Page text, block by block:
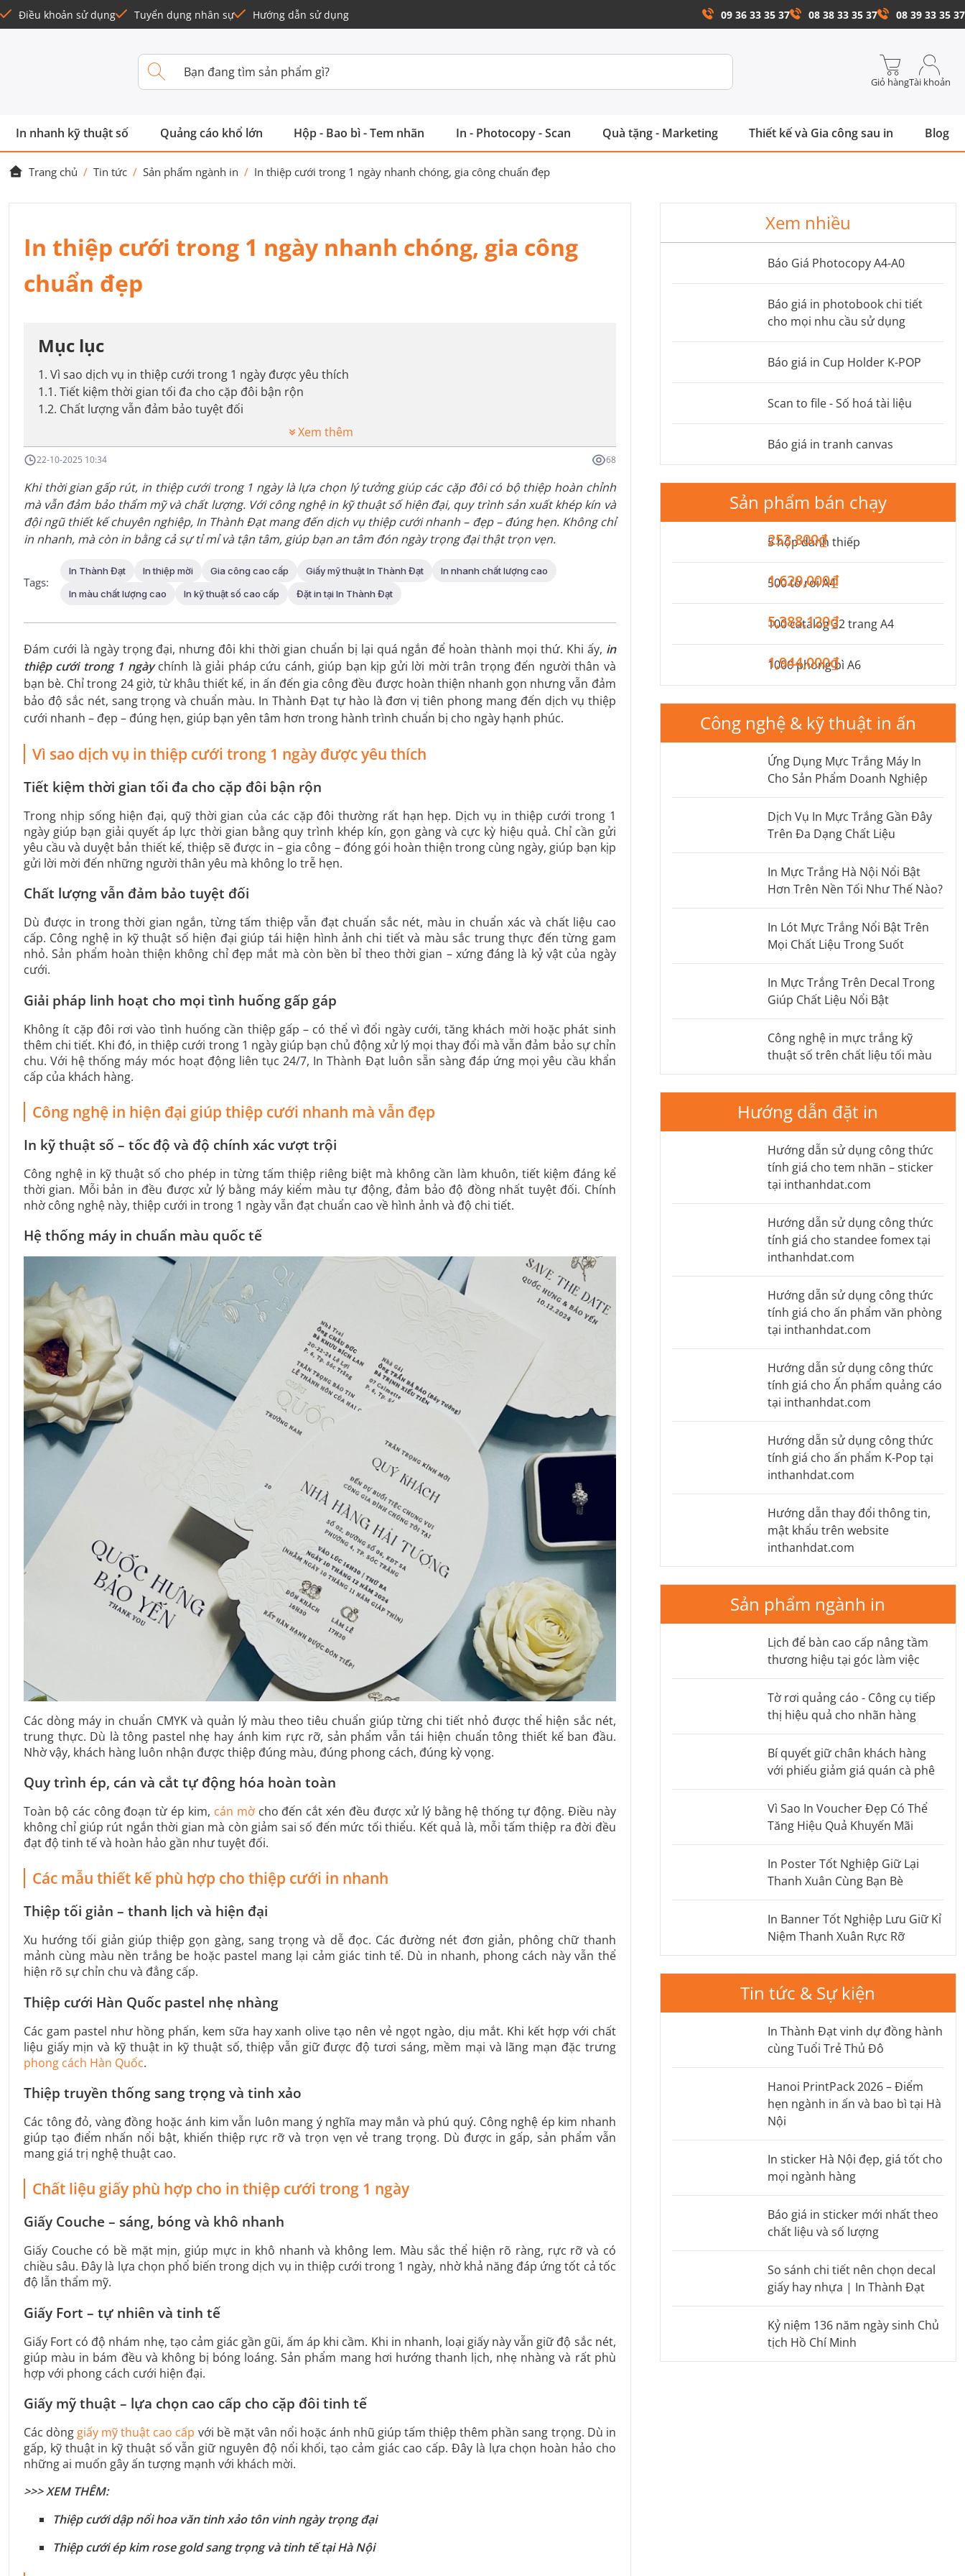
Điều khoản sử dụng Tuyển dụng nhân sự Hướng dẫn sử dụng 09 36 33 35 37 08 38 33 35 37 08 39 33 35 37
Giỏ hàngTài khoản
In nhanh kỹ thuật số Quảng cáo khổ lớn Hộp - Bao bì - Tem nhãn In - Photocopy - Scan Quà tặng - Marketing Thiết kế và Gia công sau in Blog
Trang chủ / Tin tức / Sản phẩm ngành in / In thiệp cưới trong 1 ngày nhanh chóng, gia công chuẩn đẹp
In thiệp cưới trong 1 ngày nhanh chóng, gia công
chuẩn đẹp
Mục lục
1. Vì sao dịch vụ in thiệp cưới trong 1 ngày được yêu thích
1.1. Tiết kiệm thời gian tối đa cho cặp đôi bận rộn
1.2. Chất lượng vẫn đảm bảo tuyệt đối
Xem thêm
22-10-2025 10:34 68
Khi thời gian gấp rút, in thiệp cưới trong 1 ngày là lựa chọn lý tưởng giúp các cặp đôi có bộ thiệp hoàn chỉnh
mà vẫn đảm bảo thẩm mỹ và chất lượng. Với công nghệ in kỹ thuật số hiện đại, quy trình sản xuất khép kín và
đội ngũ thiết kế chuyên nghiệp, In Thành Đạt mang đến dịch vụ thiệp cưới nhanh – đẹp – đúng hẹn. Không chỉ
in nhanh, mà còn in bằng cả sự tỉ mỉ và tận tâm, giúp bạn an tâm đón ngày trọng đại thật trọn vẹn.
Tags:
In Thành Đạt In thiệp mời Gia công cao cấp Giấy mỹ thuật In Thành Đạt
In nhanh chất lượng cao
In màu chất lượng cao
In kỹ thuật số cao cấp Đặt in tại In Thành Đạt
Đám cưới là ngày trọng đại, nhưng đôi khi thời gian chuẩn bị lại quá ngắn để hoàn thành mọi thứ. Khi ấy, in
thiệp cưới trong 1 ngàychính là giải pháp cứu cánh, giúp bạn kịp gửi lời mời trân trọng đến người thân và
bạn bè. Chỉ trong 24 giờ, từ khâu thiết kế, in ấn đến gia công đều được hoàn thiện nhanh gọn nhưng vẫn đảm
bảo độ sắc nét, sang trọng và chuẩn màu. In Thành Đạt tự hào là đơn vị tiên phong mang đến dịch vụ thiệp
cưới nhanh – đẹp – đúng hẹn, giúp bạn yên tâm hơn trong hành trình chuẩn bị cho ngày hạnh phúc.
Vì sao dịch vụ in thiệp cưới trong 1 ngày được yêu thích
Tiết kiệm thời gian tối đa cho cặp đôi bận rộn
Trong nhịp sống hiện đại, quỹ thời gian của các cặp đôi thường rất hạn hẹp. Dịch vụ in thiệp cưới trong 1
ngày giúp bạn giải quyết áp lực thời gian bằng quy trình khép kín, gọn gàng và cực kỳ hiệu quả. Chỉ cần gửi
yêu cầu và duyệt bản thiết kế, thiệp sẽ được in – gia công – đóng gói hoàn thiện trong cùng ngày, giúp bạn kịp
gửi lời mời đến những người thân yêu mà không lo trễ hẹn.
Chất lượng vẫn đảm bảo tuyệt đối
Dù được in trong thời gian ngắn, từng tấm thiệp vẫn đạt chuẩn sắc nét, màu in chuẩn xác và chất liệu cao
cấp. Công nghệ in kỹ thuật số hiện đại giúp tái hiện hình ảnh chi tiết và màu sắc trung thực đến từng gam
nhỏ. Sản phẩm hoàn thiện không chỉ đẹp mắt mà còn bền bỉ theo thời gian – xứng đáng là kỷ vật của ngày
cưới.
Giải pháp linh hoạt cho mọi tình huống gấp gáp
Không ít cặp đôi rơi vào tình huống cần thiệp gấp – có thể vì đổi ngày cưới, tăng khách mời hoặc phát sinh
thêm chi tiết. Khi đó, in thiệp cưới trong 1 ngày giúp bạn chủ động xử lý mọi thay đổi mà vẫn đảm bảo sự chỉn
chu. Với hệ thống máy móc hoạt động liên tục 24/7, In Thành Đạt luôn sẵn sàng đáp ứng mọi yêu cầu khẩn
cấp của khách hàng.
Công nghệ in hiện đại giúp thiệp cưới nhanh mà vẫn đẹp
In kỹ thuật số – tốc độ và độ chính xác vượt trội
Công nghệ in kỹ thuật số cho phép in từng tấm thiệp riêng biệt mà không cần làm khuôn, tiết kiệm đáng kể
thời gian. Mỗi bản in đều được xử lý bằng máy kiểm màu tự động, đảm bảo độ đồng nhất tuyệt đối. Chính
nhờ công nghệ này, thiệp cưới in trong 1 ngày vẫn đạt chuẩn cao về hình ảnh và độ chi tiết.
Hệ thống máy in chuẩn màu quốc tế
Các dòng máy in chuẩn CMYK và quản lý màu theo tiêu chuẩn giúp từng chi tiết nhỏ được thể hiện sắc nét,
trung thực. Dù là tông pastel nhẹ hay ánh kim rực rỡ, sản phẩm vẫn tái hiện chuẩn tông thiết kế ban đầu.
Nhờ vậy, khách hàng luôn nhận được thiệp đúng màu, đúng phong cách, đúng kỳ vọng.
Quy trình ép, cán và cắt tự động hóa hoàn toàn
Toàn bộ các công đoạn từ ép kim, cán mờcho đến cắt xén đều được xử lý bằng hệ thống tự động. Điều này
không chỉ giúp rút ngắn thời gian mà còn giảm sai số đến mức tối thiểu. Kết quả là, mỗi tấm thiệp ra đời đều
đạt độ tinh tế và hoàn hảo gần như tuyệt đối.
Các mẫu thiết kế phù hợp cho thiệp cưới in nhanh
Thiệp tối giản – thanh lịch và hiện đại
Xu hướng tối giản giúp thiệp gọn gàng, sang trọng và dễ đọc. Các đường nét đơn giản, phông chữ thanh
mảnh cùng màu nền trắng be hoặc pastel mang lại cảm giác tinh tế. Dù in nhanh, phong cách này vẫn thể
hiện rõ sự chỉn chu và đẳng cấp.
Thiệp cưới Hàn Quốc pastel nhẹ nhàng
Các gam pastel như hồng phấn, kem sữa hay xanh olive tạo nên vẻ ngọt ngào, dịu mắt. Khi kết hợp với chất
liệu giấy mịn và kỹ thuật in kỹ thuật số, thiệp vẫn giữ được độ tươi sáng, mềm mại và lãng mạn đặc trưng
phong cách Hàn Quốc.
Thiệp truyền thống sang trọng và tinh xảo
Các tông đỏ, vàng đồng hoặc ánh kim vẫn luôn mang ý nghĩa may mắn và phú quý. Công nghệ ép kim nhanh
giúp tạo điểm nhấn nổi bật, khiến thiệp rực rỡ và trọn vẹn vẻ trang trọng. Dù được in gấp, sản phẩm vẫn
mang giá trị nghệ thuật cao.
Chất liệu giấy phù hợp cho in thiệp cưới trong 1 ngày
Giấy Couche – sáng, bóng và khô nhanh
Giấy Couche có bề mặt mịn, giúp mực in khô nhanh và không lem. Màu sắc thể hiện rõ ràng, rực rỡ và có
chiều sâu. Đây là lựa chọn phổ biến trong dịch vụ in thiệp cưới trong 1 ngày, nhờ khả năng đáp ứng tốt cả tốc
độ lẫn thẩm mỹ.
Giấy Fort – tự nhiên và tinh tế
Giấy Fort có độ nhám nhẹ, tạo cảm giác gần gũi, ấm áp khi cầm. Khi in nhanh, loại giấy này vẫn giữ độ sắc nét,
giúp màu in bám đều và không bị bóng loáng. Sản phẩm mang hơi hướng thanh lịch, nhẹ nhàng và rất phù
hợp với phong cách cưới hiện đại.
Giấy mỹ thuật – lựa chọn cao cấp cho cặp đôi tinh tế
Các dòng giấy mỹ thuật cao cấp với bề mặt vân nổi hoặc ánh nhũ giúp tấm thiệp thêm phần sang trọng. Dù in
gấp, kỹ thuật in kỹ thuật số vẫn giữ nguyên độ nổi khối, tạo cảm giác cao cấp. Đây là lựa chọn hoàn hảo cho
những ai muốn gây ấn tượng mạnh với khách mời.
>>> XEM THÊM:
Thiệp cưới dập nổi hoa văn tinh xảo tôn vinh ngày trọng đại
Thiệp cưới ép kim rose gold sang trọng và tinh tế tại Hà Nội
Xem nhiều
Báo Giá Photocopy A4-A0
Báo giá in photobook chi tiết
cho mọi nhu cầu sử dụng
Báo giá in Cup Holder K-POP
Scan to file - Số hoá tài liệu
Báo giá in tranh canvas
Sản phẩm bán chạy
5 hộp danh thiếp
253,800₫
500 tờ rơi A4
1,620,000₫
100 catalog 32 trang A4
5,388,120₫
1000 phong bì A6
1,944,000₫
Công nghệ & kỹ thuật in ấn
Ứng Dụng Mực Trắng Máy In
Cho Sản Phẩm Doanh Nghiệp
Dịch Vụ In Mực Trắng Gần Đây
Trên Đa Dạng Chất Liệu
In Mực Trắng Hà Nội Nổi Bật
Hơn Trên Nền Tối Như Thế Nào?
In Lót Mực Trắng Nổi Bật Trên
Mọi Chất Liệu Trong Suốt
In Mực Trắng Trên Decal Trong
Giúp Chất Liệu Nổi Bật
Công nghệ in mực trắng kỹ
thuật số trên chất liệu tối màu
Hướng dẫn đặt in
Hướng dẫn sử dụng công thức
tính giá cho tem nhãn – sticker
tại inthanhdat.com
Hướng dẫn sử dụng công thức
tính giá cho standee fomex tại
inthanhdat.com
Hướng dẫn sử dụng công thức
tính giá cho ấn phẩm văn phòng
tại inthanhdat.com
Hướng dẫn sử dụng công thức
tính giá cho Ấn phẩm quảng cáo
tại inthanhdat.com
Hướng dẫn sử dụng công thức
tính giá cho ấn phẩm K-Pop tại
inthanhdat.com
Hướng dẫn thay đổi thông tin,
mật khẩu trên website
inthanhdat.com
Sản phẩm ngành in
Lịch để bàn cao cấp nâng tầm
thương hiệu tại góc làm việc
Tờ rơi quảng cáo - Công cụ tiếp
thị hiệu quả cho nhãn hàng
Bí quyết giữ chân khách hàng
với phiếu giảm giá quán cà phê
Vì Sao In Voucher Đẹp Có Thể
Tăng Hiệu Quả Khuyến Mãi
In Poster Tốt Nghiệp Giữ Lại
Thanh Xuân Cùng Bạn Bè
In Banner Tốt Nghiệp Lưu Giữ Kỉ
Niệm Thanh Xuân Rực Rỡ
Tin tức & Sự kiện
In Thành Đạt vinh dự đồng hành
cùng Tuổi Trẻ Thủ Đô
Hanoi PrintPack 2026 – Điểm
hẹn ngành in ấn và bao bì tại Hà
Nội
In sticker Hà Nội đẹp, giá tốt cho
mọi ngành hàng
Báo giá in sticker mới nhất theo
chất liệu và số lượng
So sánh chi tiết nên chọn decal
giấy hay nhựa | In Thành Đạt
Kỷ niệm 136 năm ngày sinh Chủ
tịch Hồ Chí Minh